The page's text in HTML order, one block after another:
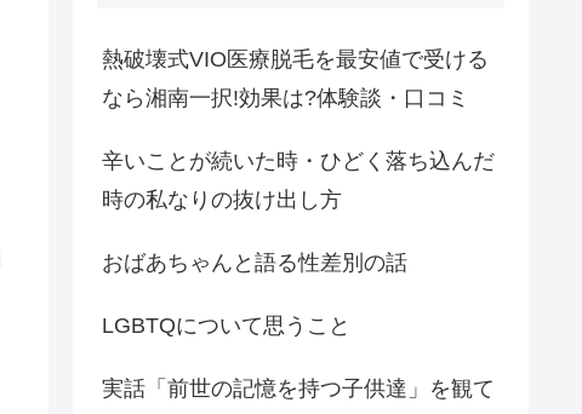
熱破壊式VIO医療脱毛を最安値で受ける
なら湘南一択!効果は?体験談・口コミ
辛いことが続いた時・ひどく落ち込んだ
時の私なりの抜け出し方
おばあちゃんと語る性差別の話
LGBTQについて思うこと
実話「前世の記憶を持つ子供達」を観て